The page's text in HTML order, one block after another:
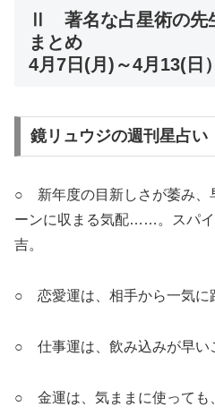
Ⅱ 著名な占星術の先
まとめ
4月7日(月)～4月13(日
鏡リュウジの週刊星占
○ 新年度の目新しさが萎み、
ーンに収まる気配……。スパイ
吉。
○ 恋愛運は、相手から一気に
○ 仕事運は、飲み込みが早い
○ 金運は、気ままに使っても